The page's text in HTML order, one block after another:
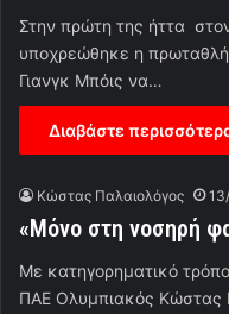
Στην πρώτη της ήττα
υποχρεώθηκε η
Γιανγκ Μπόις να…
Διαβάστε
Κώστας Παλαιολόγος
«Μόνο στη νοσηρή
Με κατηγορηματικό
ΠΑΕ Ολυμπιακός Κώστας